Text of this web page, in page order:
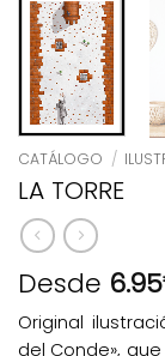
CATÁLOGO /
LA TORRE
Desde 6.95
Original
del Conde»,